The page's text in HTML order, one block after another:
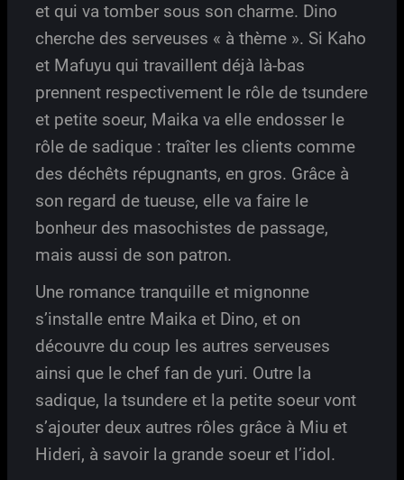
et qui va tomber sous son charme. Dino
cherche des serveuses « à thème ». Si Kaho
et Mafuyu qui travaillent déjà là-bas
prennent respectivement le rôle de tsundere
et petite soeur, Maika va elle endosser le
rôle de sadique : traîter les clients comme
des déchêts répugnants, en gros. Grâce à
son regard de tueuse, elle va faire le
bonheur des masochistes de passage,
mais aussi de son patron.
Une romance tranquille et mignonne
s’installe entre Maika et Dino, et on
découvre du coup les autres serveuses
ainsi que le chef fan de yuri. Outre la
sadique, la tsundere et la petite soeur vont
s’ajouter deux autres rôles grâce à Miu et
Hideri, à savoir la grande soeur et l’idol.